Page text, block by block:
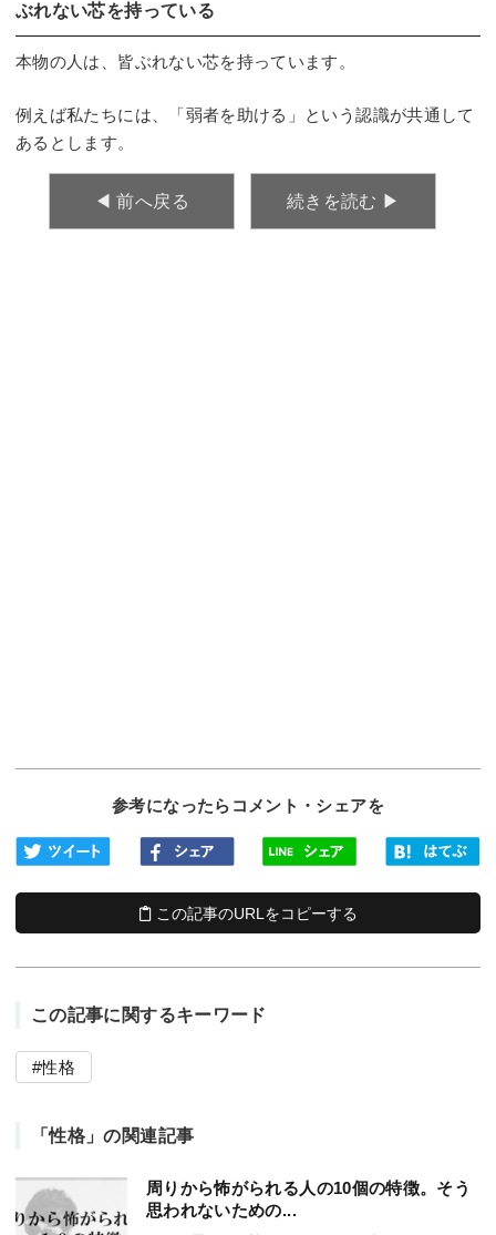
ぶれない芯を持っている
本物の人は、皆ぶれない芯を持っています。
例えば私たちには、「弱者を助ける」という認識が共通して
あるとします。
◀︎ 前へ戻る 続きを読む ▶︎
参考になったらコメント・シェアを
この記事のURLをコピーする
この記事に関するキーワード
性格
「性格」の関連記事
周りから怖がられる人の10個の特徴。そう
思われないための...